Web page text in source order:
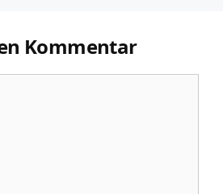
Kommentar